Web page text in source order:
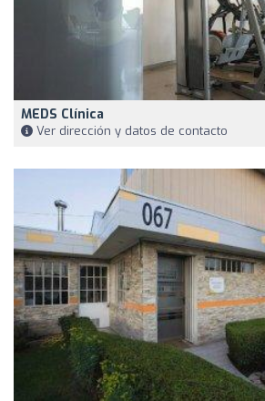
MEDS Clínica
Ver dirección y datos de contacto